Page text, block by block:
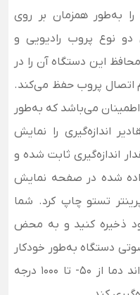
را به‌طور همزمان بر روی
نوع پروب رادیویی و
این دستگاه آن را در
اتصال پروب حفظ می‌کند.
می‌باشد که به‌طور
اندازه‌گیری را نمایش
اندازه‌گیری ثابت شده و
شده در صفحه نمایش
تستو چاپ کرد. شما
ذخیره کنید و به محض
دستگاه به‌طور خودکار
روشن می‌شود. این دستگاه می‌تواند دما از 50- تا 1000 درجه